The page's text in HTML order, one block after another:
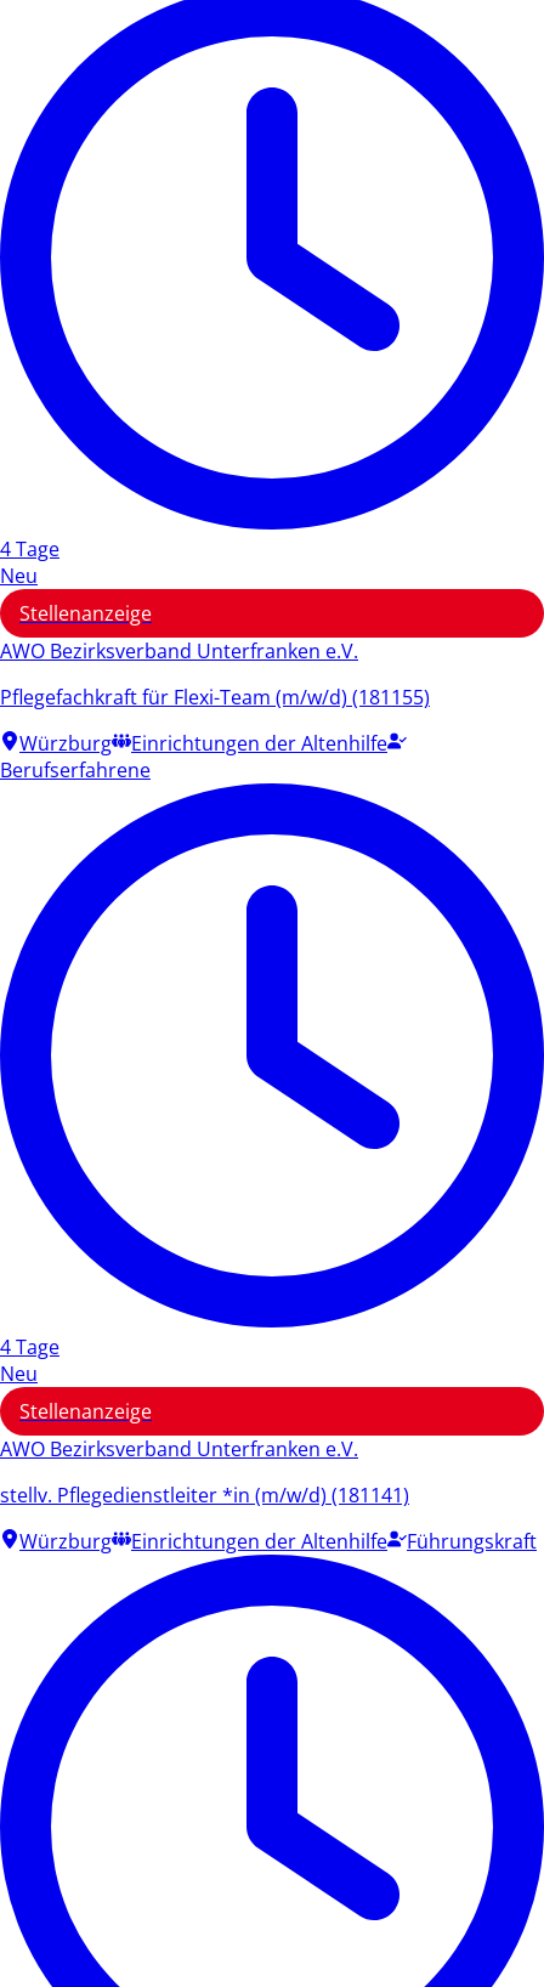
4 Tage
Neu
Stellenanzeige
AWO Bezirksverband Unterfranken e.V.
Pflegefachkraft für Flexi-Team (m/w/d) (181155)
Würzburg
Einrichtungen der Altenhilfe
Berufserfahrene
4 Tage
Neu
Stellenanzeige
AWO Bezirksverband Unterfranken e.V.
stellv. Pflegedienstleiter *in (m/w/d) (181141)
Würzburg
Einrichtungen der Altenhilfe Führungskraft